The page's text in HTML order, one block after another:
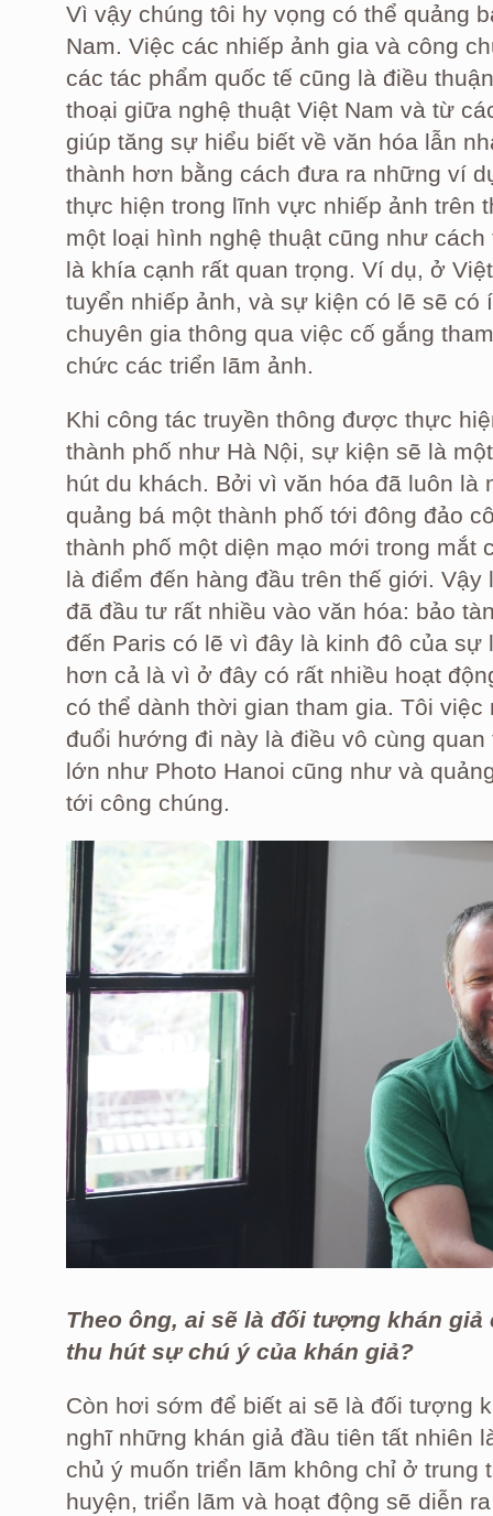
Vì vậy chúng tôi hy vọng có thể quảng
Nam. Việc các nhiếp ảnh gia và công
các tác phẩm quốc tế cũng là điều
thoại giữa nghệ thuật Việt Nam và từ
giúp tăng sự hiểu biết về văn hóa lẫn
thành hơn bằng cách đưa ra những ví
thực hiện trong lĩnh vực nhiếp ảnh trên
một loại hình nghệ thuật cũng như
là khía cạnh rất quan trọng. Ví dụ, ở
tuyển nhiếp ảnh, và sự kiện có lẽ sẽ
chuyên gia thông qua việc cố gắng
chức các triển lãm ảnh.
Khi công tác truyền thông được thực
thành phố như Hà Nội, sự kiện sẽ là
hút du khách. Bởi vì văn hóa đã luôn là
quảng bá một thành phố tới đông đảo
thành phố một diện mạo mới trong mắt
là điểm đến hàng đầu trên thế giới.
đã đầu tư rất nhiều vào văn hóa: bảo
đến Paris có lẽ vì đây là kinh đô của
hơn cả là vì ở đây có rất nhiều hoạt
có thể dành thời gian tham gia. Tôi
đuổi hướng đi này là điều vô cùng
lớn như Photo Hanoi cũng như và
tới công chúng.
Theo ông, ai sẽ là đối tượng khán giả
thu hút sự chú ý của khán giả?
Còn hơi sớm để biết ai sẽ là đối tượng
nghĩ những khán giả đầu tiên tất nhiên
chủ ý muốn triển lãm không chỉ ở trung
huyện, triển lãm và hoạt động sẽ diễn